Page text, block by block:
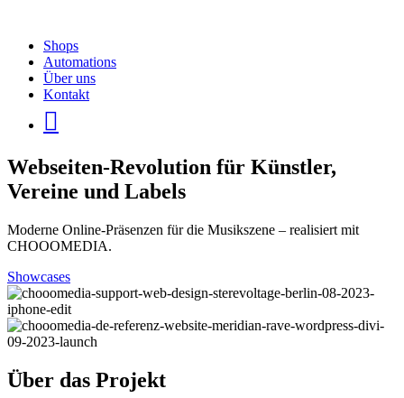
Shops
Automations
Über uns
Kontakt

Webseiten-Revolution für Künstler,
Vereine und Labels
Moderne Online-Präsenzen für die Musikszene – realisiert mit
CHOOOMEDIA.
Showcases
Über das Projekt